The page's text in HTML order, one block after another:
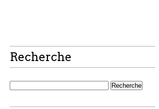
Recherche